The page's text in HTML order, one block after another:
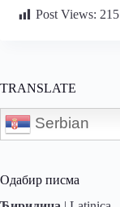
Post Views: 215
TRANSLATE
Serbian
Одабир писма